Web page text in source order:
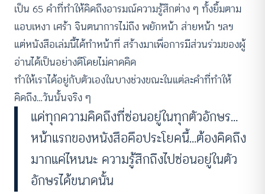
เป็น 65 คำที่ทำให้คิดถึงอารมณ์ความรู้สึกต่าง ๆ ทั้งยิ้มตาม
แอบเหงา เศร้า จินตนาการไม่ถึง พยักหน้า ส่ายหน้า ฯลฯ
แต่หนังสือเล่มนี้ได้ทำหน้าที่ สร้างมาเพื่อการมีส่วนร่วมของผู้
อ่านได้เป็นอย่างดีโดยไม่คาดคิด
ทำให้เราได้อยู่กับตัวเองในบางช่วงขณะในแต่ละคำที่ทำให้
คิดถึง…วันนั้นจริง ๆ
แด่ทุกความคิดถึงที่ซ่อนอยู่ในทุกตัวอักษร…
หน้าแรกของหนังสือคือประโยคนี้…ต้องคิดถึง
มากแค่ไหนนะ ความรู้สึกถึงไปซ่อนอยู่ในตัว
อักษรได้ขนาดนั้น